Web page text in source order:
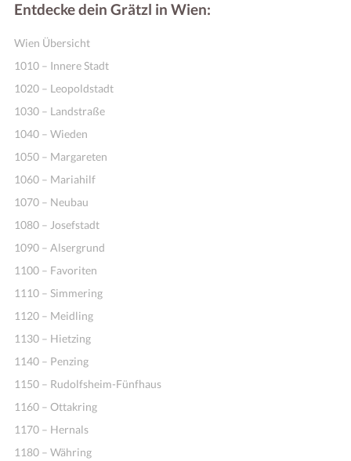
Entdecke dein Grätzl in Wien:
Wien Übersicht
1010 – Innere Stadt
1020 – Leopoldstadt
1030 – Landstraße
1040 – Wieden
1050 – Margareten
1060 – Mariahilf
1070 – Neubau
1080 – Josefstadt
1090 – Alsergrund
1100 – Favoriten
1110 – Simmering
1120 – Meidling
1130 – Hietzing
1140 – Penzing
1150 – Rudolfsheim-Fünfhaus
1160 – Ottakring
1170 – Hernals
1180 – Währing